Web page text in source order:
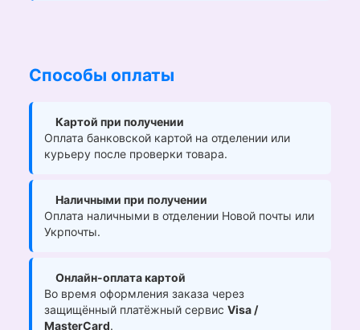
Способы оплаты
Картой при получении
Оплата банковской картой на отделении или
курьеру после проверки товара.
Наличными при получении
Оплата наличными в отделении Новой почты или
Укрпочты.
Онлайн-оплата картой
Во время оформления заказа через
защищённый платёжный сервис Visa /
MasterCard.